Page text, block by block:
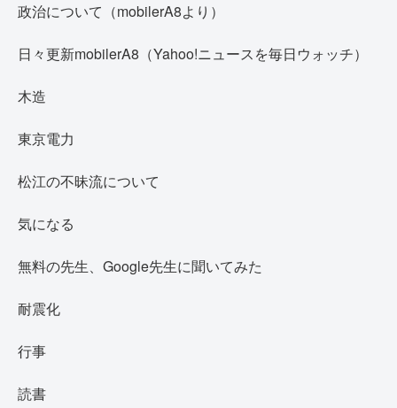
政治について（mobilerA8より）
日々更新mobilerA8（Yahoo!ニュースを毎日ウォッチ）
木造
東京電力
松江の不昧流について
気になる
無料の先生、Google先生に聞いてみた
耐震化
行事
読書